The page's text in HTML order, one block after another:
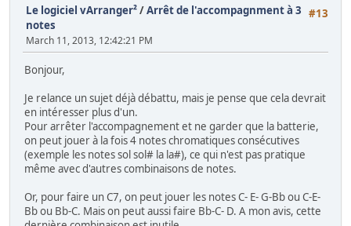
#13
Le logiciel vArranger²/Arrêt de l'accompagnment à 3
notes
March 11, 2013, 12:42:21 PM
Bonjour,
Je relance un sujet déjà débattu, mais je pense que cela devrait
en intéresser plus d'un.
Pour arrêter l'accompagnement et ne garder que la batterie,
on peut jouer à la fois 4 notes chromatiques consécutives
(exemple les notes sol sol# la la#), ce qui n'est pas pratique
même avec d'autres combinaisons de notes.
Or, pour faire un C7, on peut jouer les notes C- E- G-Bb ou C-E-
Bb ou Bb-C. Mais on peut aussi faire Bb-C- D. A mon avis, cette